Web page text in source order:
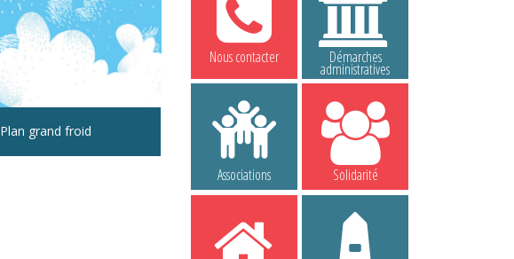
Plan grand froid
Nous contacter Démarches
administratives
Associations Solidarité